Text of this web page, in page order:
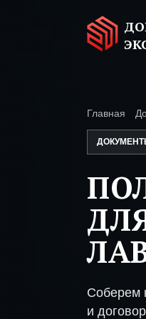
Главная
Соберем
и